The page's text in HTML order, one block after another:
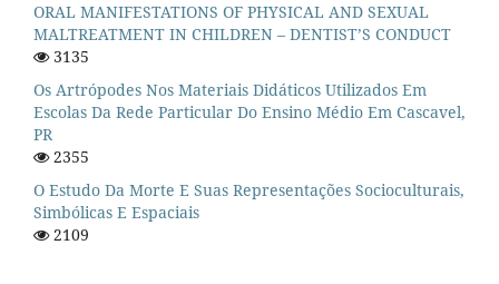
ORAL MANIFESTATIONS OF PHYSICAL AND SEXUAL
MALTREATMENT IN CHILDREN – DENTIST’S CONDUCT
3135
Os Artrópodes Nos Materiais Didáticos Utilizados Em
Escolas Da Rede Particular Do Ensino Médio Em Cascavel,
PR
2355
O Estudo Da Morte E Suas Representações Socioculturais,
Simbólicas E Espaciais
2109